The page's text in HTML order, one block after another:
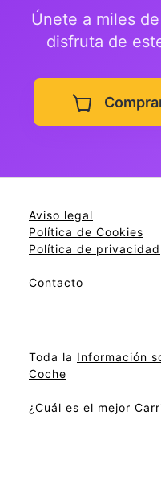
Únete a miles
disfruta de
Aviso legal
Política de Cookies
Política de privacidad
Contacto
Toda la Información
Coche
¿Cuál es el mejor